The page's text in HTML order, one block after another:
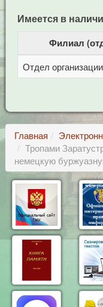
Имеется в
Филиал
Отдел
Главная
Тропами
немецкую